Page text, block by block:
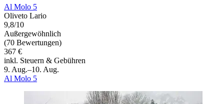
Al Molo 5
Oliveto Lario
9,8/10
Außergewöhnlich
(70 Bewertungen)
367 €
inkl. Steuern & Gebühren
9. Aug.–10. Aug.
Al Molo 5